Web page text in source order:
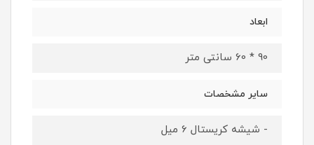
ابعاد
90 * 60 سانتی متر
سایر مشخصات
- شیشه کریستال 6 میل